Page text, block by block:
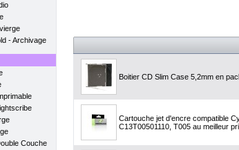
- Archivage
Couche
Boitier CD Slim Case 5,2mm en
Cartouche jet d'encre compatible
C13T00501110, T005 au meilleur